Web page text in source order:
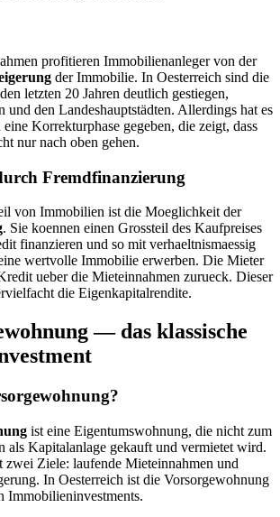
profitieren Immobilienanleger von der
der Immobilie. In Oesterreich sind die
letzten 20 Jahren deutlich gestiegen,
und den Landeshauptstädten. Allerdings hat es
Korrekturphase gegeben, die zeigt, dass
nur nach oben gehen.
Fremdfinanzierung
von Immobilien ist die Moeglichkeit der
. Sie koennen einen Grossteil des Kaufpreises
finanzieren und so mit verhaeltnismaessig
wertvolle Immobilie erwerben. Die Mieter
ueber die Mieteinnahmen zurueck. Dieser
die Eigenkapitalrendite.
— das klassische
ist eine Eigentumswohnung, die nicht zum
als Kapitalanlage gekauft und vermietet wird.
Ziele: laufende Mieteinnahmen und
In Oesterreich ist die Vorsorgewohnung
Immobilieninvestments.